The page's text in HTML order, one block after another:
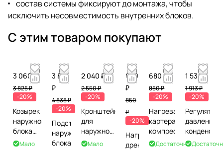
состав системы фиксируют до монтажа, чтобы
исключить несовместимость внутренних блоков.
С этим товаром покупают
3 060 ₽
3 825 ₽
-20%
Козырек
наружного
блока
свыше 4
Мало
3 870
₽
4 838 ₽
-20%
Подставка
наружного
блока
2 040 ₽
2 550 ₽
-20%
Кронштейн
для
наружного
блока от
Мало
680
₽
850
₽
-20%
Нагреватель
дренажа
680 ₽
850 ₽
-20%
Нагреватель
картера
компрессора
Достаточно
1 530 ₽
1 913 ₽
-20%
Регулятор
давления